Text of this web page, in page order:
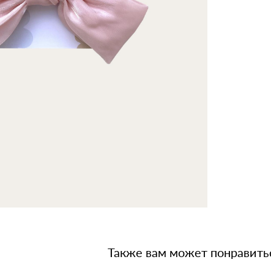
Также вам может